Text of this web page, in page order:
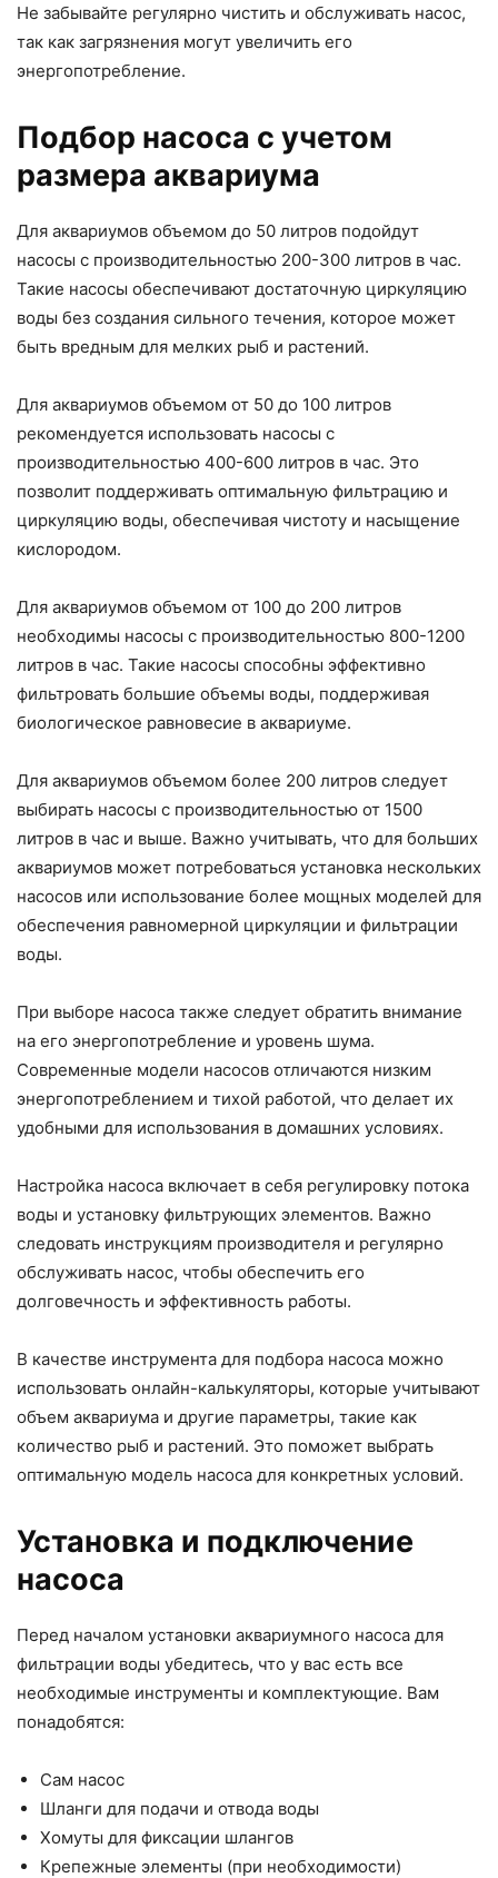
Не забывайте регулярно чистить и обслуживать насос,
так как загрязнения могут увеличить его
энергопотребление.
Подбор насоса с учетом
размера аквариума
Для аквариумов объемом до 50 литров подойдут
насосы с производительностью 200-300 литров в час.
Такие насосы обеспечивают достаточную циркуляцию
воды без создания сильного течения, которое может
быть вредным для мелких рыб и растений.
Для аквариумов объемом от 50 до 100 литров
рекомендуется использовать насосы с
производительностью 400-600 литров в час. Это
позволит поддерживать оптимальную фильтрацию и
циркуляцию воды, обеспечивая чистоту и насыщение
кислородом.
Для аквариумов объемом от 100 до 200 литров
необходимы насосы с производительностью 800-1200
литров в час. Такие насосы способны эффективно
фильтровать большие объемы воды, поддерживая
биологическое равновесие в аквариуме.
Для аквариумов объемом более 200 литров следует
выбирать насосы с производительностью от 1500
литров в час и выше. Важно учитывать, что для больших
аквариумов может потребоваться установка нескольких
насосов или использование более мощных моделей для
обеспечения равномерной циркуляции и фильтрации
воды.
При выборе насоса также следует обратить внимание
на его энергопотребление и уровень шума.
Современные модели насосов отличаются низким
энергопотреблением и тихой работой, что делает их
удобными для использования в домашних условиях.
Настройка насоса включает в себя регулировку потока
воды и установку фильтрующих элементов. Важно
следовать инструкциям производителя и регулярно
обслуживать насос, чтобы обеспечить его
долговечность и эффективность работы.
В качестве инструмента для подбора насоса можно
использовать онлайн-калькуляторы, которые учитывают
объем аквариума и другие параметры, такие как
количество рыб и растений. Это поможет выбрать
оптимальную модель насоса для конкретных условий.
Установка и подключение
насоса
Перед началом установки аквариумного насоса для
фильтрации воды убедитесь, что у вас есть все
необходимые инструменты и комплектующие. Вам
понадобятся:
Сам насос
Шланги для подачи и отвода воды
Хомуты для фиксации шлангов
Крепежные элементы (при необходимости)